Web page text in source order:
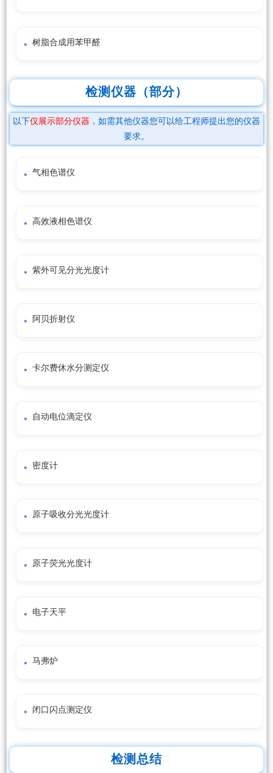
树脂合成用苯甲醛
检测仪器（部分）
以下仅展示部分仪器 ，如需其他仪器您可以给工程师提出您的仪器
要求。
气相色谱仪
高效液相色谱仪
紫外可见分光光度计
阿贝折射仪
卡尔费休水分测定仪
自动电位滴定仪
密度计
原子吸收分光光度计
原子荧光光度计
电子天平
马弗炉
闭口闪点测定仪
检测总结